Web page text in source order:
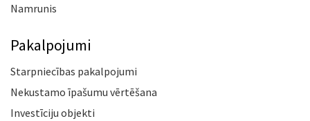
Namrunis
Pakalpojumi
Starpniecības pakalpojumi
Nekustamo īpašumu vērtēšana
Investīciju objekti